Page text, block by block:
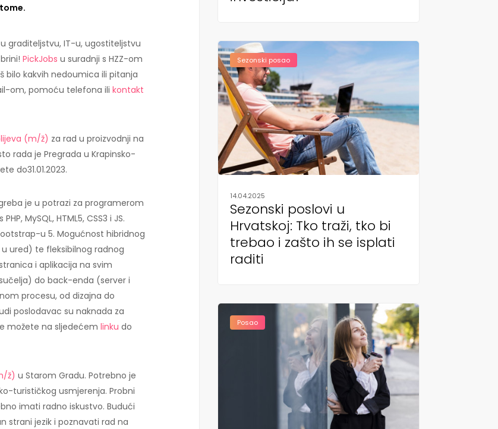
graditeljstvu, IT-u, ugostiteljstvu
PickJobs u suradnji s HZZ-om
bilo kakvih nedoumica ili pitanja
om, pomoću telefona ili kontakt
(m/ž) za rad u proizvodnji na
rada je Pregrada u Krapinsko-
do31.01.2023.
je u potrazi za programerom
MySQL, HTML5, CSS3 i JS.
u 5. Mogućnost hibridnog
ured) te fleksibilnog radnog
i aplikacija na svim
do back-enda (server i
procesu, od dizajna do
poslodavac su naknada za
možete na sljedećem linku do
ž) u Starom Gradu. Potrebno je
turističkog usmjerenja. Probni
imati radno iskustvo. Budući
strani jezik i poznavati rad na
Sezonski posao
14.04.2025
Sezonski poslovi u
Hrvatskoj: Tko traži, tko bi
trebao i zašto ih se isplati
raditi
Posao